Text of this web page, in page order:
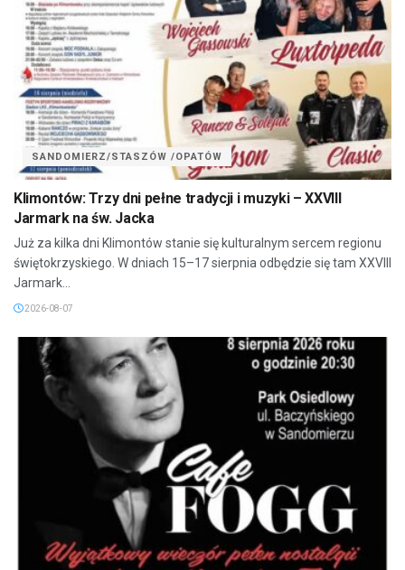
SANDOMIERZ/STASZÓW /OPATÓW
Klimontów: Trzy dni pełne tradycji i muzyki – XXVIII
Jarmark na św. Jacka
Już za kilka dni Klimontów stanie się kulturalnym sercem regionu
świętokrzyskiego. W dniach 15–17 sierpnia odbędzie się tam XXVIII
Jarmark...
2026-08-07